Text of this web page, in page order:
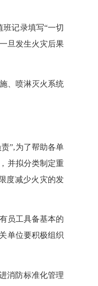
记录填写“一切
旦发生火灾后果
、喷淋灭火系统
”,为了帮助各单
并拟分类制定重
度减少火灾的发
员工具备基本的
单位要积极组织
消防标准化管理